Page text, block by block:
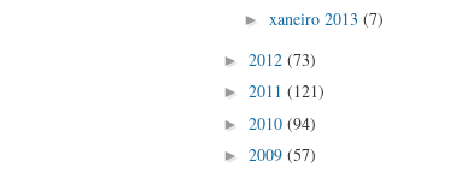
► xaneiro 2013 (7)
► 2012 (73)
► 2011 (121)
► 2010 (94)
► 2009 (57)